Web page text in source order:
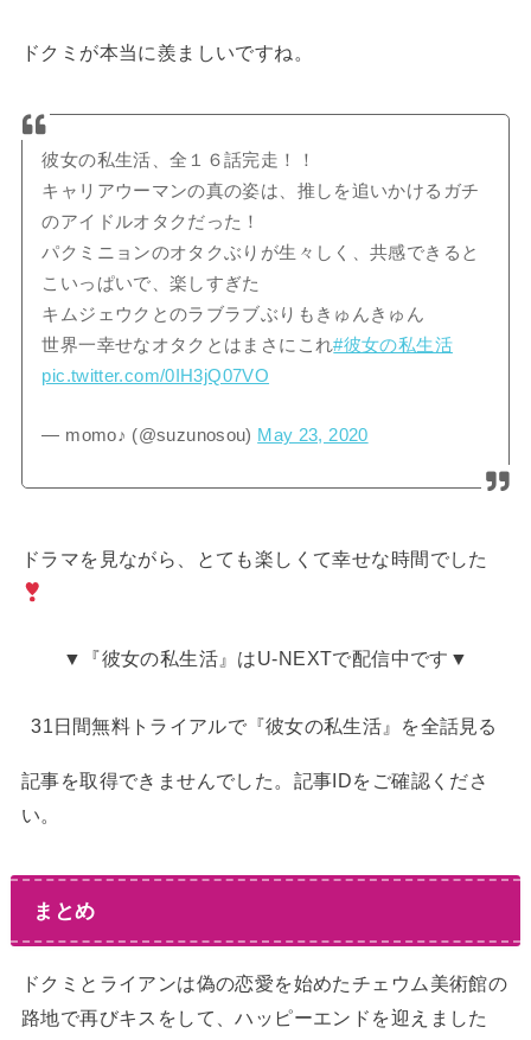
ドクミが本当に羨ましいですね。
彼女の私生活、全１６話完走！！
キャリアウーマンの真の姿は、推しを追いかけるガチ
のアイドルオタクだった！
パクミニョンのオタクぶりが生々しく、共感できると
こいっぱいで、楽しすぎた
キムジェウクとのラブラブぶりもきゅんきゅん
世界一幸せなオタクとはまさにこれ#彼女の私生活
pic.twitter.com/0IH3jQ07VO
— momo♪ (@suzunosou) May 23, 2020
ドラマを見ながら、とても楽しくて幸せな時間でした
▼『彼女の私生活』はU-NEXTで配信中です▼
31日間無料トライアルで『彼女の私生活』を全話見る
記事を取得できませんでした。記事IDをご確認くださ
い。
まとめ
ドクミとライアンは偽の恋愛を始めたチェウム美術館の
路地で再びキスをして、ハッピーエンドを迎えました